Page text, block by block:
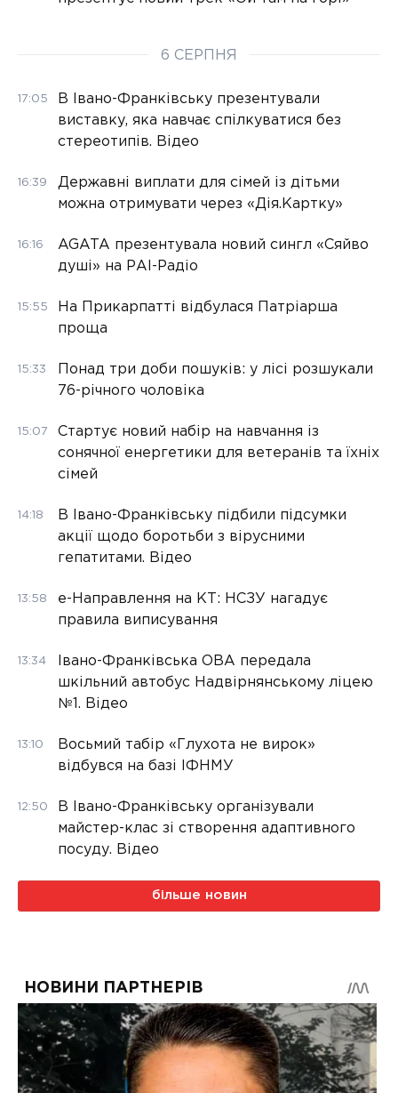
6 СЕРПНЯ
17:05
В Івано-Франківську презентували
виставку, яка навчає спілкуватися без
стереотипів. Відео
16:39
Державні виплати для сімей із дітьми
можна отримувати через «Дія.Картку»
16:16
AGATA презентувала новий сингл «Сяйво
душі» на РАІ-Радіо
15:55
На Прикарпатті відбулася Патріарша
проща
15:33
Понад три доби пошуків: у лісі розшукали
76-річного чоловіка
15:07
Стартує новий набір на навчання із
сонячної енергетики для ветеранів та їхніх
сімей
14:18
В Івано-Франківську підбили підсумки
акції щодо боротьби з вірусними
гепатитами. Відео
13:58
е-Направлення на КТ: НСЗУ нагадує
правила виписування
13:34
Івано-Франківська ОВА передала
шкільний автобус Надвірнянському ліцею
№1. Відео
13:10
Восьмий табір «Глухота не вирок»
відбувся на базі ІФНМУ
12:50
В Івано-Франківську організували
майстер-клас зі створення адаптивного
посуду. Відео
більше новин